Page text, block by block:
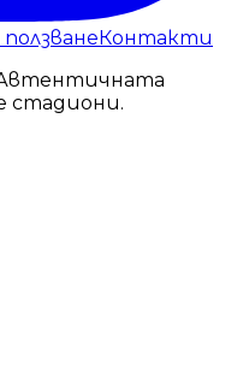
Контакти
стадиони.